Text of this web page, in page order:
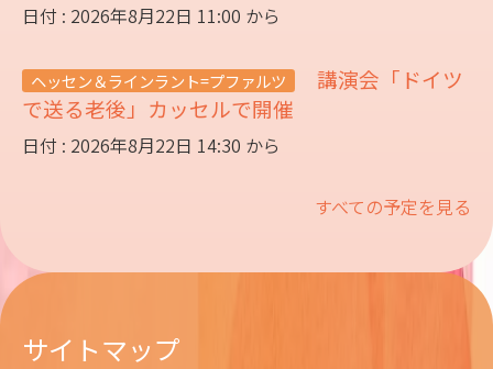
日付 : 2026年8月22日 11:00 から
ヘッセン＆ラインラント=プファルツ
講演会「ドイツ
で送る老後」カッセルで開催
日付 : 2026年8月22日 14:30 から
すべての予定を見る
サイトマップ